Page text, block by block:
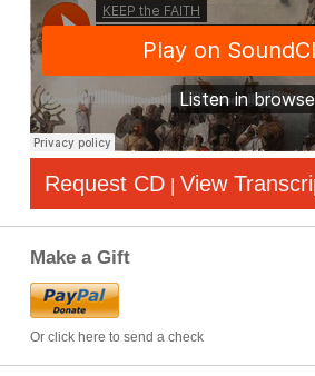
Request CD | View
Make a Gift
Or click here to send a check